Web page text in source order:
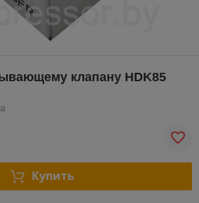
клапану HDK85
Купить